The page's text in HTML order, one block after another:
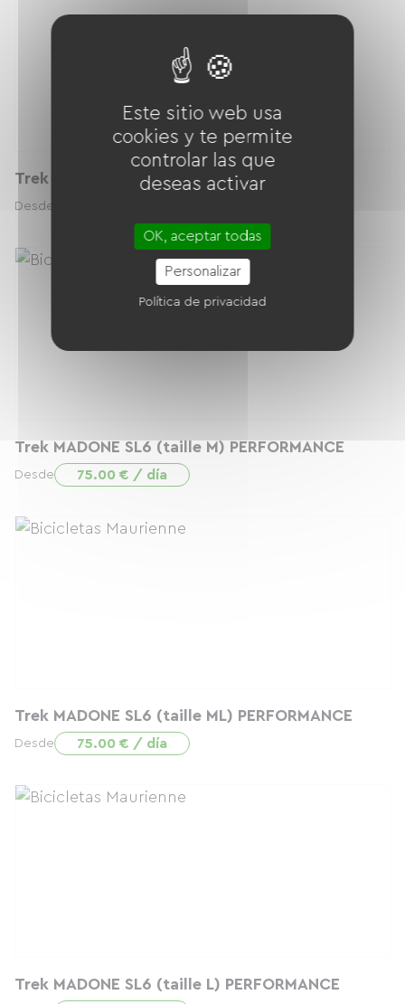
Trek MADONE SL6 (taille S) PERFORMANCE
Desde
Trek MADONE SL6 (taille M) PERFORMANCE
Desde 75.00 € / día
Trek MADONE SL6 (taille ML) PERFORMANCE
Desde 75.00 € / día
Trek MADONE SL6 (taille L) PERFORMANCE
Este sitio web usa
cookies y te permite
controlar las que
deseas activar
OK, aceptar todas
Personalizar
Política de privacidad